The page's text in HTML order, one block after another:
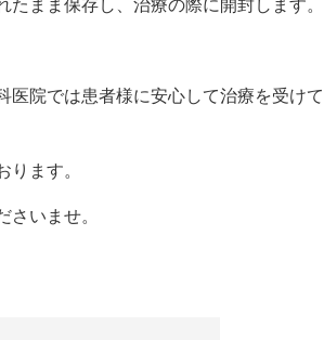
医院では患者様に安心して治療を受けて
ます。
いませ。